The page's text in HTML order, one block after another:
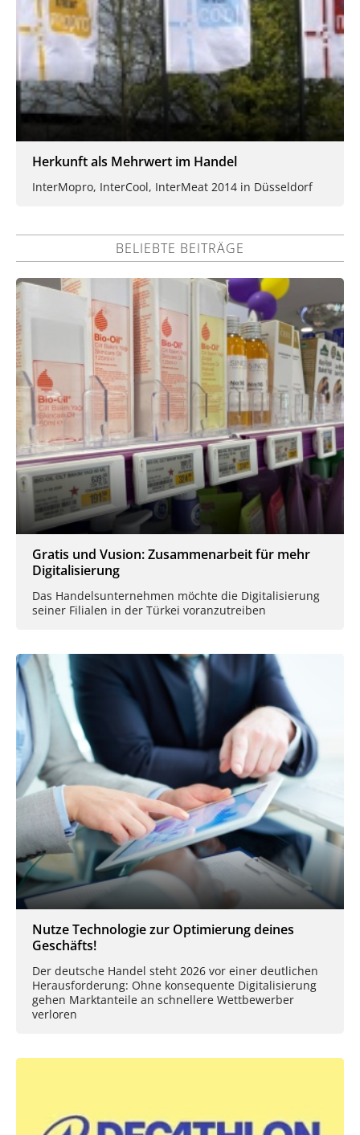
Herkunft als Mehrwert im Handel
InterMopro, InterCool, InterMeat 2014 in Düsseldorf
BELIEBTE BEITRÄGE
Gratis und Vusion: Zusammenarbeit für mehr
Digitalisierung
Das Handelsunternehmen möchte die Digitalisierung
seiner Filialen in der Türkei voranzutreiben
Nutze Technologie zur Optimierung deines
Geschäfts!
Der deutsche Handel steht 2026 vor einer deutlichen
Herausforderung: Ohne konsequente Digitalisierung
gehen Marktanteile an schnellere Wettbewerber
verloren